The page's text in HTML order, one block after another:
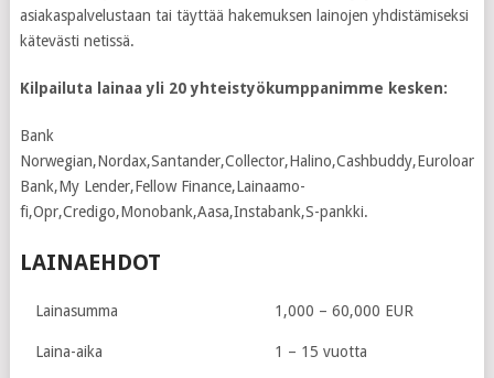
asiakaspalvelustaan tai täyttää hakemuksen lainojen yhdistämiseksi
kätevästi netissä.
Kilpailuta lainaa yli 20 yhteistyökumppanimme kesken:
Bank
Bank,My Lender,Fellow Finance,Lainaamo-
fi,Opr,Credigo,Monobank,Aasa,Instabank,S-pankki.
LAINAEHDOT
Lainasumma 1,000 – 60,000 EUR
Laina-aika 1 – 15 vuotta